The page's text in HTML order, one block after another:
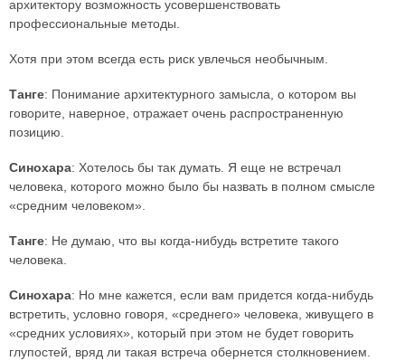
архитектору возможность усовершенствовать
профессиональные методы.
Хотя при этом всегда есть риск увлечься необычным.
Танге: Понимание архитектурного замысла, о котором вы
говорите, наверное, отражает очень распространенную
позицию.
Синохара: Хотелось бы так думать. Я еще не встречал
человека, которого можно было бы назвать в полном смысле
«средним человеком».
Танге: Не думаю, что вы когда-нибудь встретите такого
человека.
Синохара: Но мне кажется, если вам придется когда-нибудь
встретить, условно говоря, «среднего» человека, живущего в
«средних условиях», который при этом не будет говорить
глупостей, вряд ли такая встреча обернется столкновением.